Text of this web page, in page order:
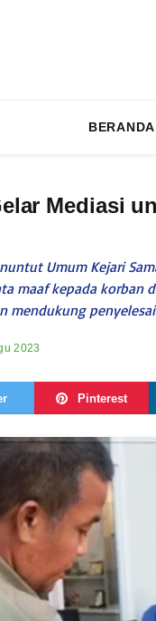
BERANDA
Mediasi
Umum Kejari
maaf kepada korban
mendukung
2023
Pinterest